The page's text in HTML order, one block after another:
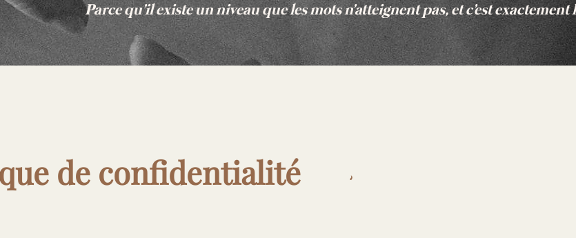
de confidentialité '
Parce qu'il existe un niveau que les mots n'atteignent pas, et c'est